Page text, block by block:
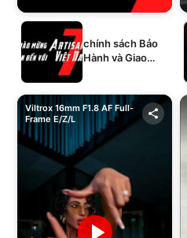
chính sách Bảo
Hành và Giao
Viltrox 16mm F1.8 AF Full-
Frame E/Z/L